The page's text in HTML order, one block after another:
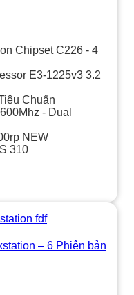
Chipset C226 - 4
E3-1225v3 3.2
Chuẩn
- Dual
NEW
310
– 6 Phiên bản